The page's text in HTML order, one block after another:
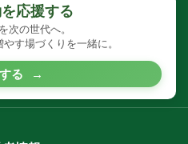
応援する
次の世代へ。
す場づくりを一緒に。
る →